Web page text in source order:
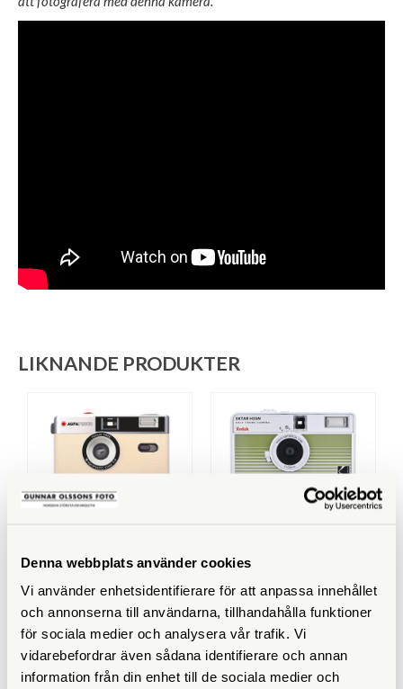
Denna webbplats använder cookies
Vi använder enhetsidentifierare för att anpassa innehållet
och annonserna till användarna, tillhandahålla funktioner
för sociala medier och analysera vår trafik. Vi
vidarebefordrar även sådana identifierare och annan
information från din enhet till de sociala medier och
LIKNANDE PRODUKTER
AgfaPhoto
AgfaPhoto Analog 35mm
Startkit Beige
Finns i lager
649 SEK
696 SEK
Kodak
Kodak EKTAR H35N
Startkit Striped Green
Finns i lager
1.090 SEK
1.147 SEK